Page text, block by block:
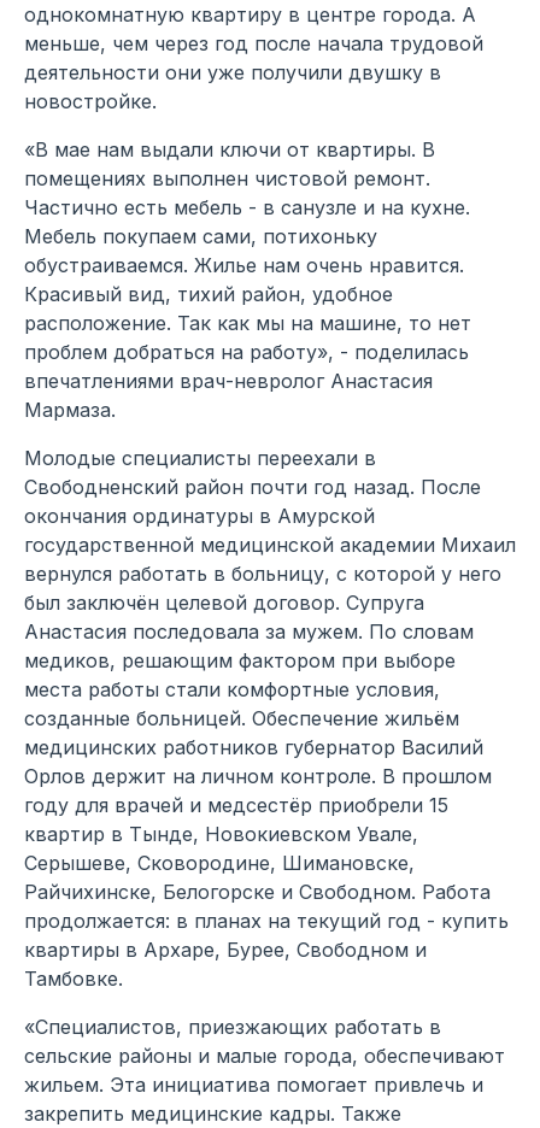
однокомнатную квартиру в центре города. А
меньше, чем через год после начала трудовой
деятельности они уже получили двушку в
новостройке.
«В мае нам выдали ключи от квартиры. В
помещениях выполнен чистовой ремонт.
Частично есть мебель - в санузле и на кухне.
Мебель покупаем сами, потихоньку
обустраиваемся. Жилье нам очень нравится.
Красивый вид, тихий район, удобное
расположение. Так как мы на машине, то нет
проблем добраться на работу», - поделилась
впечатлениями врач-невролог Анастасия
Мармаза.
Молодые специалисты переехали в
Свободненский район почти год назад. После
окончания ординатуры в Амурской
государственной медицинской академии Михаил
вернулся работать в больницу, с которой у него
был заключён целевой договор. Супруга
Анастасия последовала за мужем. По словам
медиков, решающим фактором при выборе
места работы стали комфортные условия,
созданные больницей. Обеспечение жильём
медицинских работников губернатор Василий
Орлов держит на личном контроле. В прошлом
году для врачей и медсестёр приобрели 15
квартир в Тынде, Новокиевском Увале,
Серышеве, Сковородине, Шимановске,
Райчихинске, Белогорске и Свободном. Работа
продолжается: в планах на текущий год - купить
квартиры в Архаре, Бурее, Свободном и
Тамбовке.
«Специалистов, приезжающих работать в
сельские районы и малые города, обеспечивают
жильем. Эта инициатива помогает привлечь и
закрепить медицинские кадры. Также